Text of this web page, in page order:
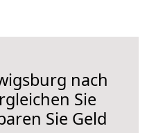
nach
Sie
Sie Geld